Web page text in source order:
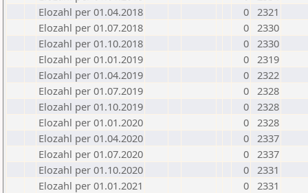
Elozahl per 01.04.2018
0 2321
Elozahl per 01.07.2018
0 2330
Elozahl per 01.10.2018
0 2330
Elozahl per 01.01.2019
0 2319
Elozahl per 01.04.2019
0 2322
Elozahl per 01.07.2019
0 2328
Elozahl per 01.10.2019
0 2328
Elozahl per 01.01.2020
0 2328
Elozahl per 01.04.2020
0 2337
Elozahl per 01.07.2020
0 2337
Elozahl per 01.10.2020
0 2331
Elozahl per 01.01.2021
0 2331